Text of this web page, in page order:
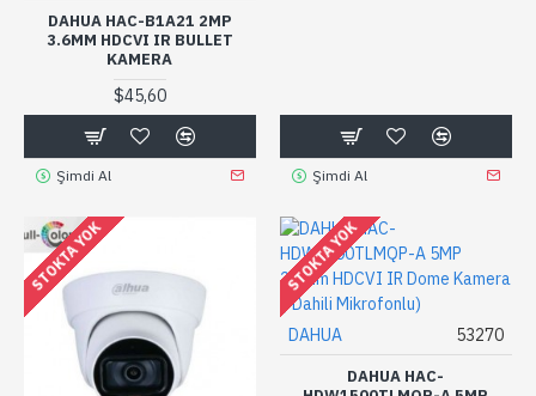
DAHUA HAC-B1A21 2MP
3.6MM HDCVI IR BULLET
KAMERA
$45,60
Şimdi Al Şimdi Al
STOKTA YOK STOKTA YOK
DAHUA 53270
DAHUA HAC-